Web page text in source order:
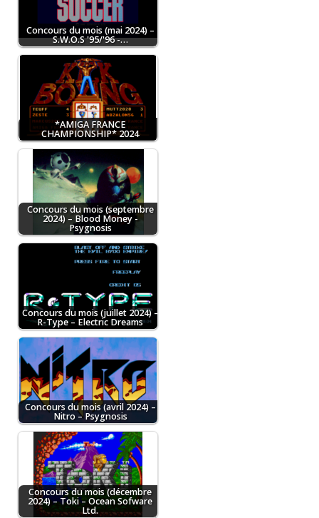
Concours du mois (mai 2024) –
S.W.O.S '95/'96 -…
*AMIGA FRANCE
CHAMPIONSHIP* 2024
Concours du mois (septembre
2024) – Blood Money -
Psygnosis
Concours du mois (juillet 2024) –
R-Type – Electric Dreams
Concours du mois (avril 2024) –
Nitro – Psygnosis
Concours du mois (décembre
2024) – Toki – Ocean Sofware
Ltd.